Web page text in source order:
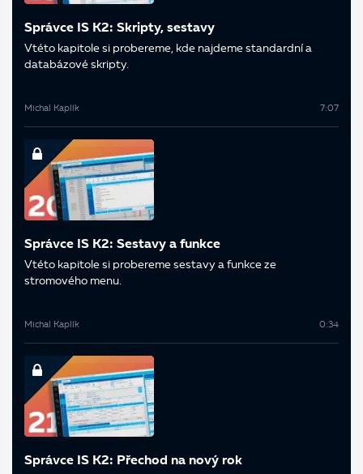
Správce IS K2: Skripty, sestavy
V této kapitole si probereme, kde najdeme standardní a
databázové skripty.
Michal Kaplík 7:07
Správce IS K2: Sestavy a funkce
V této kapitole si probereme sestavy a funkce ze
stromového menu.
Michal Kaplík 0:34
Správce IS K2: Přechod na nový rok